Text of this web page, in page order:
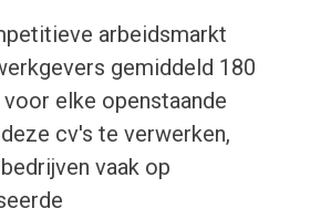
arbeidsmarkt
gemiddeld 180
elke openstaande
cv's te verwerken,
vaak op